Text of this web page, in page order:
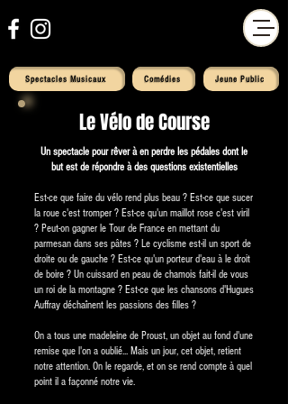
Spectacles Musicaux Comédies Jeune Public
Le Vélo de Course
Un spectacle pour rêver à en perdre les pédales dont le
but est de répondre à des questions existentielles
Est-ce que faire du vélo rend plus beau ? Est-ce que sucer
la roue c'est tromper ? Est-ce qu'un maillot rose c'est viril
? Peut-on gagner le Tour de France en mettant du
parmesan dans ses pâtes ? Le cyclisme est-il un sport de
droite ou de gauche ? Est-ce qu'un porteur d'eau à le droit
de boire ? Un cuissard en peau de chamois fait-il de vous
un roi de la montagne ? Est-ce que les chansons d'Hugues
Auffray déchaînent les passions des filles ?
On a tous une madeleine de Proust, un objet au fond d'une
remise que l'on a oublié... Mais un jour, cet objet, retient
notre attention. On le regarde, et on se rend compte à quel
point il a façonné notre vie.